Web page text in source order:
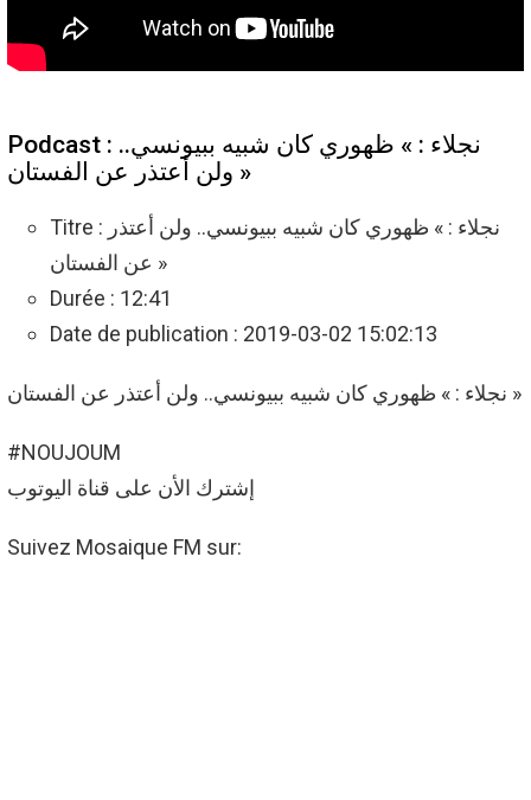
Podcast : نجلاء : » ظهوري كان شبيه ببيونسي..
ولن أعتذر عن الفستان »
Titre : نجلاء : » ظهوري كان شبيه ببيونسي.. ولن أعتذر
عن الفستان »
Durée : 12:41
Date de publication : 2019-03-02 15:02:13
نجلاء : » ظهوري كان شبيه ببيونسي.. ولن أعتذر عن الفستان »
#NOUJOUM
إشترك الأن على قناة اليوتوب
Suivez Mosaique FM sur: